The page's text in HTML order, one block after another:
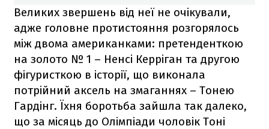
Великих звершень від неї не очікували,
адже головне протистояння розгорялось
між двома американками: претенденткою
на золото № 1 – Ненсі Керріган та другою
фігуристкою в історії, що виконала
потрійний аксель на змаганнях – Тонею
Гардінг. Їхня боротьба зайшла так далеко,
що за місяць до Олімпіади чоловік Тоні